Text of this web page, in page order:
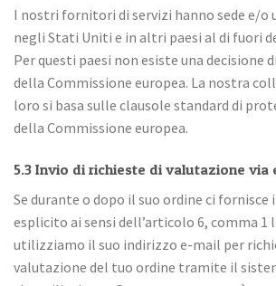
I nostri fornitori di servizi hanno sede e/o
negli Stati Uniti e in altri paesi al di fuori
Per questi paesi non esiste una decisione
della Commissione europea. La nostra
loro si basa sulle clausole standard di
della Commissione europea.
5.3 Invio di richieste di valutazione via
Se durante o dopo il suo ordine ci fornisce
esplicito ai sensi dell’articolo 6, comma 1
utilizziamo il suo indirizzo e-mail per
valutazione del tuo ordine tramite il
Ricevi 5 € di
sul tuo primo
Iscriviti e scopri per primo le nuove